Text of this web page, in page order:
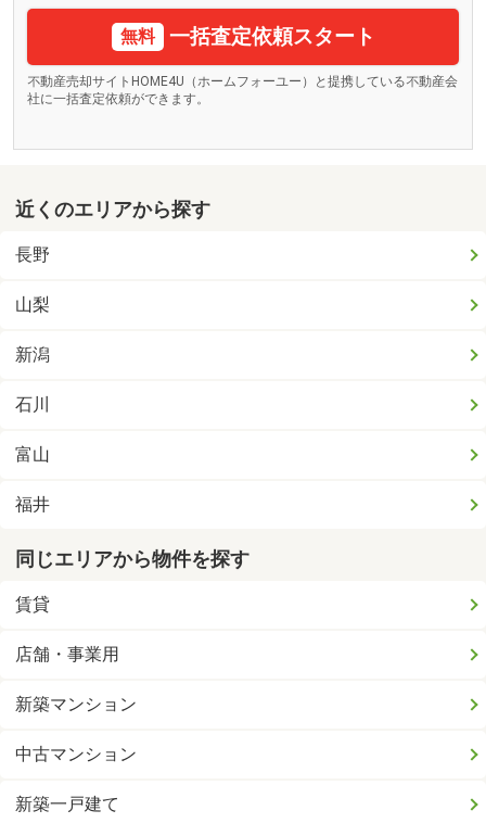
無料 一括査定依頼スタート
不動産売却サイトHOME4U（ホームフォーユー）と提携している不動産会
社に一括査定依頼ができます。
近くのエリアから探す
長野
山梨
新潟
石川
富山
福井
同じエリアから物件を探す
賃貸
店舗・事業用
新築マンション
中古マンション
新築一戸建て